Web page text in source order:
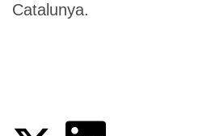
Catalunya.